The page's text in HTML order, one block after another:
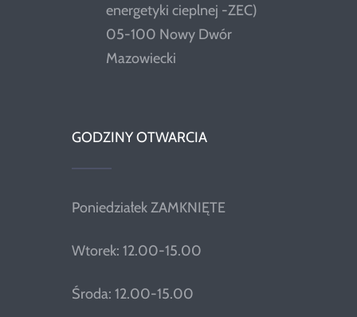
energetyki cieplnej -ZEC)
05-100 Nowy Dwór
Mazowiecki
GODZINY OTWARCIA
Poniedziałek ZAMKNIĘTE
Wtorek: 12.00-15.00
Środa: 12.00-15.00